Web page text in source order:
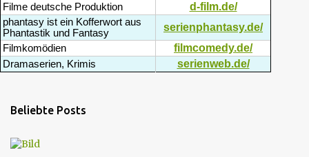
Filme deutsche Produktion d-film.de/
phantasy ist ein Kofferwort aus
Phantastik und Fantasy
serienphantasy.de/
Filmkomödien filmcomedy.de/
Dramaserien, Krimis serienweb.de/
Beliebte Posts